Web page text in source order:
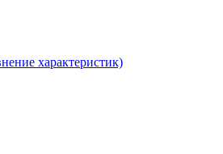
характеристик)